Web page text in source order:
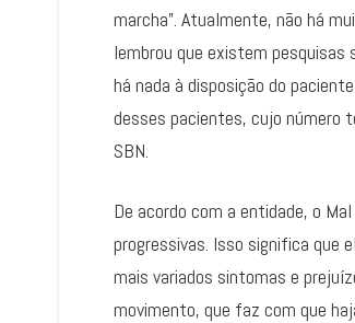
marcha”. Atualmente, não há
lembrou que existem pesquisas
há nada à disposição do
desses pacientes, cujo número
SBN.
De acordo com a entidade, o
progressivas. Isso significa que
mais variados sintomas e
movimento, que faz com que